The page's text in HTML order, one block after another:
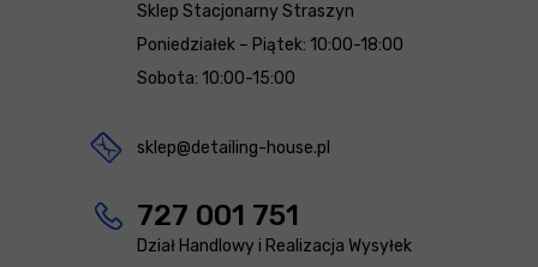
Sklep Stacjonarny Straszyn
Poniedziałek – Piątek: 10:00-18:00
Sobota: 10:00-15:00
sklep@detailing-house.pl
727 001 751
Dział Handlowy i Realizacja Wysyłek